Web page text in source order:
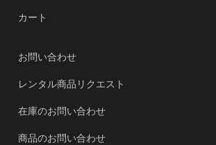
カート
お問い合わせ
レンタル商品リクエスト
在庫のお問い合わせ
商品のお問い合わせ